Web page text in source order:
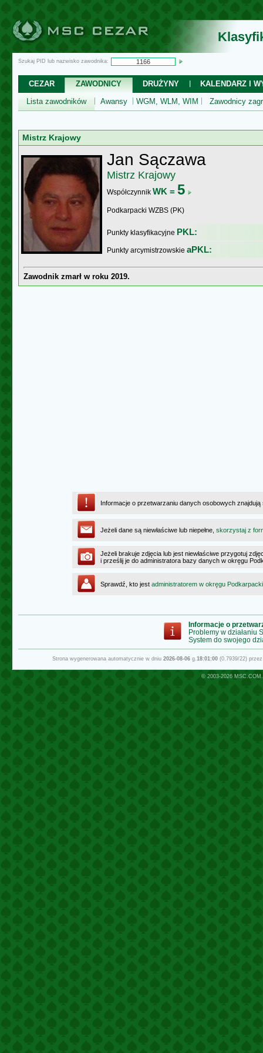
Szukaj PID lub nazwisko zawodnika:
CEZAR ZAWODNICY DRUŻYNY
KALENDARZ I
Lista zawodników
Awansy WGM, WLM, WIM Zawodnicy
Mistrz Krajowy
Jan Sączawa
Mistrz Krajowy
Współczynnik WK = 5
Podkarpacki WZBS (PK)
Punkty klasyfikacyjne PKL:
Punkty arcymistrzowskie aPKL:
Zawodnik zmarł w roku 2019.
Informacje o przetwarzaniu danych osobowych
Jeżeli dane są niewłaściwe lub niepełne, skorzystaj z
Jeżeli brakuje zdjęcia lub jest niewłaściwe przygotuj
i prześlij je do administratora bazy danych w okręgu
Sprawdź, kto jest administratorem w okręgu
Informacje o
Problemy w działaniu
System do swojego
Strona wygenerowana automatycznie w dniu 2026-08-06g.18:01:00(0.7939/22)
© 2003-2026